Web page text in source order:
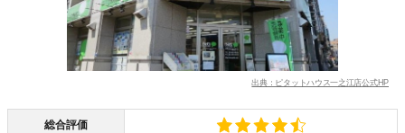
出典：ピタットハウス一之江店公式HP
総合評価